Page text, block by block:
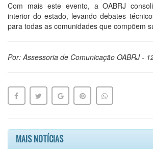
Com mais este evento, a OABRJ
interior do estado, levando debates
para todas as comunidades que compõem
Por: Assessoria de Comunicação OABRJ -
MAIS NOTÍCIAS